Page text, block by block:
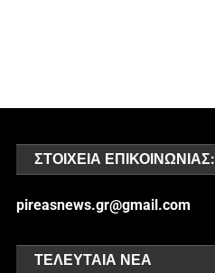
ΣΤΟΙΧΕΊΑ ΕΠΙΚΟΙΝΩΝΊΑΣ:
pireasnews.gr@gmail.com
ΤΕΛΕΥΤΑΊΑ ΝΈΑ